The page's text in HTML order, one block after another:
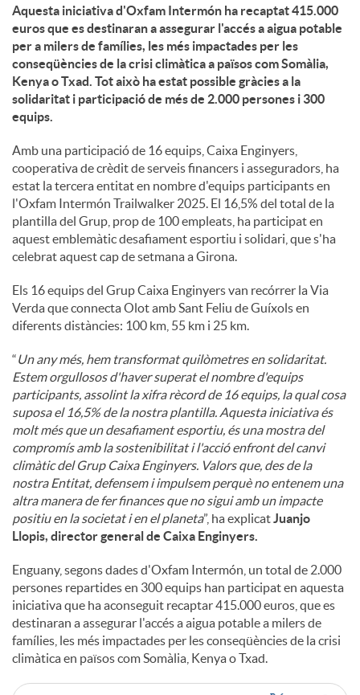
n
g
u
t
s
Aquesta iniciativa d'Oxfam Intermón ha recaptat 415.000
euros que es destinaran a assegurar l'accés a aigua potable
per a milers de famílies, les més impactades per les
conseqüències de la crisi climàtica a països com Somàlia,
Kenya o Txad. Tot això ha estat possible gràcies a la
solidaritat i participació de més de 2.000 persones i 300
equips.
Amb una participació de 16 equips, Caixa Enginyers,
cooperativa de crèdit de serveis financers i asseguradors, ha
estat la tercera entitat en nombre d'equips participants en
l'Oxfam Intermón Trailwalker 2025. El 16,5% del total de la
plantilla del Grup, prop de 100 empleats, ha participat en
aquest emblemàtic desafiament esportiu i solidari, que s'ha
celebrat aquest cap de setmana a Girona.
Els 16 equips del Grup Caixa Enginyers van recórrer la Via
Verda que connecta Olot amb Sant Feliu de Guíxols en
diferents distàncies: 100 km, 55 km i 25 km.
“Un any més, hem transformat quilòmetres en solidaritat.
Estem orgullosos d'haver superat el nombre d'equips
participants, assolint la xifra rècord de 16 equips, la qual cosa
suposa el 16,5% de la nostra plantilla. Aquesta iniciativa és
molt més que un desafiament esportiu, és una mostra del
compromís amb la sostenibilitat i l'acció enfront del canvi
climàtic del Grup Caixa Enginyers. Valors que, des de la
nostra Entitat, defensem i impulsem perquè no entenem una
altra manera de fer finances que no sigui amb un impacte
positiu en la societat i en el planeta”, ha explicatJuanjo
Llopis, director general de Caixa Enginyers.
Enguany, segons dades d'Oxfam Intermón, un total de 2.000
persones repartides en 300 equips han participat en aquesta
iniciativa que ha aconseguit recaptar 415.000 euros, que es
destinaran a assegurar l'accés a aigua potable a milers de
famílies, les més impactades per les conseqüències de la crisi
climàtica en països com Somàlia, Kenya o Txad.